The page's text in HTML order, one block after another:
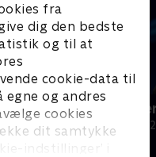
fra
dig den bedste
og til at
cookie-data til
og andres
cookies
dit samtykke
indstillinger’ i
Hvem vil
Quiz-shows •